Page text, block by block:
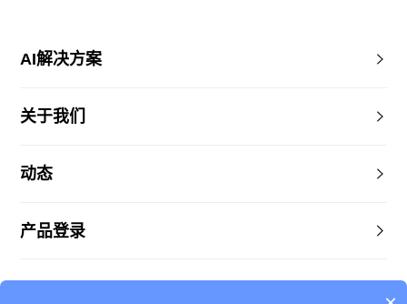
AI解决方案
关于我们
动态
产品登录